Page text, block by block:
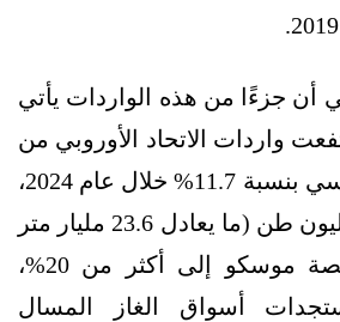
أن جزءًا من هذه الواردات يأتي
واردات الاتحاد الأوروبي من
الغاز المسال الروسي بنسبة 11.7% خلال عام 2024،
لتصل إلى 17.36 مليون طن (ما يعادل 23.6 مليار متر
مكعب)، لترتفع حصة موسكو إلى أكثر من 20%،
أسواق الغاز المسال